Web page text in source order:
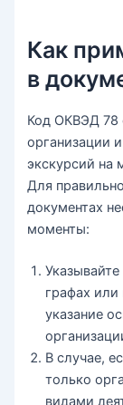
Как
в
Код ОКВЭД 78
организации
экскурсий на
Для
документах
моменты:
графах или
указание
В случае,
только
видами